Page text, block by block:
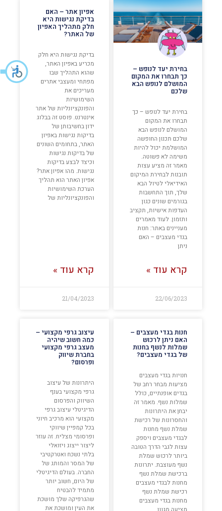
בחירת יעד לנופש –
כך תבחרו את המקום
המושלם לנופש הבא
שלכם
בחירת יעד לנופש – כך
תבחרו את המקום
המושלם לנופש הבא
שלכם תכנון החופשה
המושלמת יכול להיות
משימה לא פשוטה.
מאמר זה מציע עצות
תובנות לבחירת המיקום
האידיאלי לטיול הבא
שלך, תוך התחשבות
בגורמים שונים כגון
העדפות אישיות, תקציב
ותזמון. לעוד מאמרים
מעניינים באתר: חנות
בגדי מעצבים – האם
ניתן
קרא עוד »
22/06/2023
אפיון אתר – האם
בדיקת נגישות היא
חלק מתהליך האפיון
של האתר?
בדיקת נגישות היא חלק
מכריע באפיון האתר,
שהוא התהליך שבו
מפתחי ומעצבי אתרים
מעריכים את
השימושיות
והפונקציונליות של אתר
אינטרנט. פוסט זה בבלוג
ידון בחשיבותן של
בדיקות נגישות באפיון
האתר, בתחומים השונים
של בדיקות נגישות
וכיצד לבצע בדיקות
נגישות. מהו אפיון אתר?
אפיון האתר הוא תהליך
הערכת השימושיות
והפונקציונליות של
קרא עוד »
21/04/2023
חנות בגדי מעצבים –
האם ניתן לרכוש
שמלות לנשף בחנות
של בגדי מעצבים?
חנויות בגדי מעצבים
מציעות מבחר רחב של
בגדים אופנתיים, כולל
שמלות נשף. מאמר זה
יבחן את היתרונות
והחסרונות של רכישת
שמלת נשף מחנות
לבגדי מעצבים ויספק
עצות לגבי הדרך הטובה
ביותר לרכוש שמלת
נשף מעוצבת. יתרונות
ברכישת שמלת נשף
מחנות לבגדי מעצבים
רכישת שמלת נשף
מחנות בגדי מעצבים
עיצוב גרפי מקצועי –
כמה חשוב שיהיה
מעצב גרפי מקצועי
בחברת שיווק
ופרסום?
היתרונות של עיצוב
גרפי מקצועי בענף
השיווק והפרסום
הדיגיטלי עיצוב גרפי
מקצועי הוא מרכיב חיוני
בכל קמפיין שיווקי
ופרסומי מצליח. זה עוזר
ליצור ייצוג ויזואלי
בלתי נשכח ואטרקטיבי
של המסר והמותג של
החברה. בעולם הדיגיטלי
של היום, חשוב יותר
מתמיד להבטיח
שהגרפיקה שלך מושכת
את העין ומושכת את